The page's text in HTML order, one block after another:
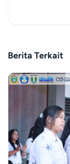
Berita Terkait